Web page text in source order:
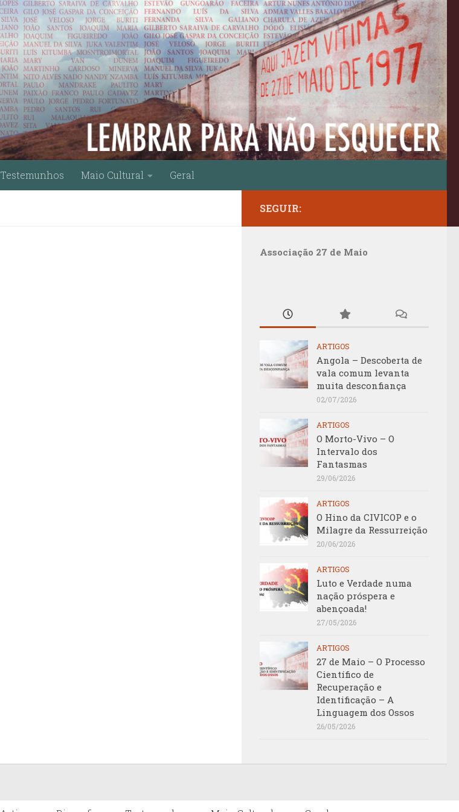
Testemunhos Maio Cultural Geral
SEGUIR:
Associação 27 de Maio
ARTIGOS
Angola – Descoberta de
vala comum levanta
muita desconfiança
02/07/2026
ARTIGOS
O Morto-Vivo – O
Intervalo dos
Fantasmas
29/06/2026
ARTIGOS
O Hino da CIVICOP e o
Milagre da Ressurreição
20/06/2026
ARTIGOS
Luto e Verdade numa
nação próspera e
abençoada!
27/05/2026
ARTIGOS
27 de Maio – O Processo
Científico de
Recuperação e
Identificação – A
Linguagem dos Ossos
26/05/2026